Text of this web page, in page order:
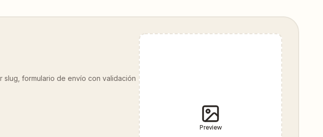
formulario de envío con validación
Preview